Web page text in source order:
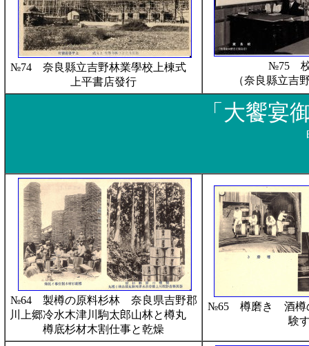
№74 奈良縣立吉野林業學校上棟式
上平書店發行
№75
（奈良縣立吉
「大饗宴
№64 製樽の原料杉林 奈良県吉野郡
川上郷冷水木津川駒太郎山林と樽丸
樽底杉材木割仕事と乾燥
№65 樽磨き 酒樽
験